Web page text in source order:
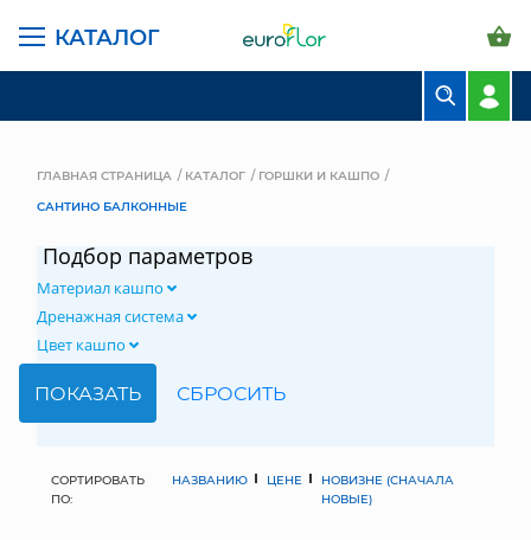
КАТАЛОГ
СВАДЕБНАЯ ФЛОРИСТИКА
КОМНАТНЫЕ РАСТЕНИЯ
ГЛАВНАЯ СТРАНИЦА КАТАЛОГ
ГОРШКИ И КАШПО
САНТИНО БАЛКОННЫЕ
Подбор параметров
Материал кашпо
Дренажная система
Цвет кашпо
СОРТИРОВАТЬ
ПО:
НАЗВАНИЮ ЦЕНЕ
НОВИЗНЕ (СНАЧАЛА
НОВЫЕ)